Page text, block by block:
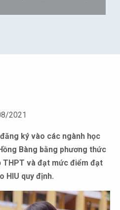
2021
ký vào các ngành học
Bàng bằng phương thức
THPT và đạt mức điểm đạt
HIU quy định.